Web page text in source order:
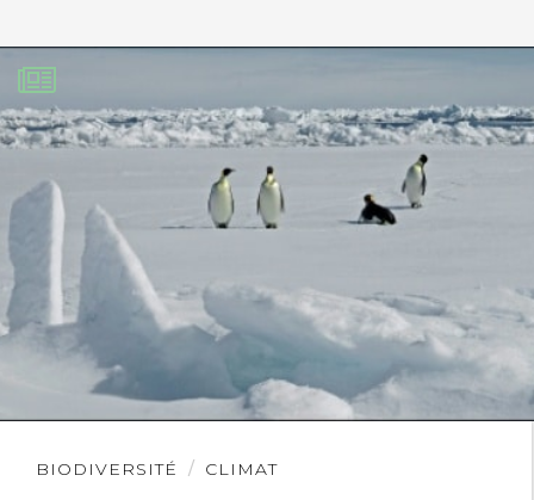
BIODIVERSITÉ CLIMAT
Lire